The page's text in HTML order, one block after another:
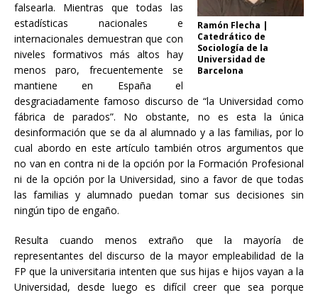
Ramón Flecha |
Catedrático de
Sociología de la
Universidad de
Barcelona
falsearla. Mientras que todas las
estadísticas nacionales e
internacionales demuestran que con
niveles formativos más altos hay
menos paro, frecuentemente se
mantiene en España el
desgraciadamente famoso discurso de “la Universidad como
fábrica de parados”. No obstante, no es esta la única
desinformación que se da al alumnado y a las familias, por lo
cual abordo en este artículo también otros argumentos que
no van en contra ni de la opción por la Formación Profesional
ni de la opción por la Universidad, sino a favor de que todas
las familias y alumnado puedan tomar sus decisiones sin
ningún tipo de engaño.
Resulta cuando menos extraño que la mayoría de
representantes del discurso de la mayor empleabilidad de la
FP que la universitaria intenten que sus hijas e hijos vayan a la
Universidad, desde luego es difícil creer que sea porque